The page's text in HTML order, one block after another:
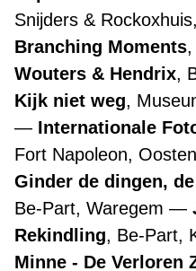
Snijders &
Branching Moments
Wouters & Hendrix,
Kijk niet weg,
Internationale
Fort Napoleon,
Ginder de dingen,
Be-Part, Waregem
Rekindling, Be-Part,
Minne - De Verloren